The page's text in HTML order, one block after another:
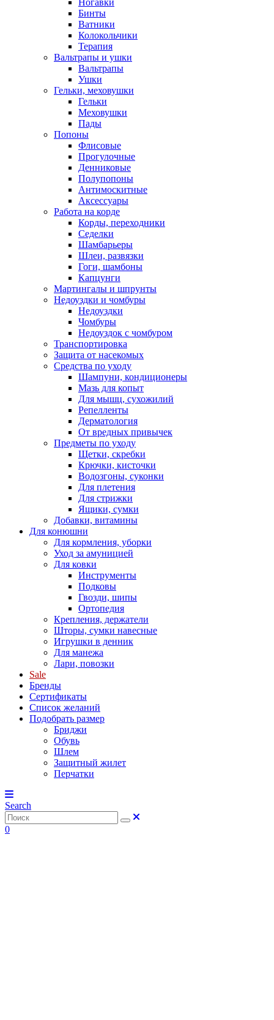
Ногавки
Бинты
Ватники
Колокольчики
Терапия
Вальтрапы и ушки
Вальтрапы
Ушки
Гельки, меховушки
Гельки
Меховушки
Пады
Попоны
Флисовые
Прогулочные
Денниковые
Полупопоны
Антимоскитные
Аксессуары
Работа на корде
Корды, переходники
Седелки
Шамбарьеры
Шлеи, развязки
Гоги, шамбоны
Капцунги
Мартингалы и шпрунты
Недоуздки и чомбуры
Недоуздки
Чомбуры
Недоуздок с чомбуром
Транспортировка
Защита от насекомых
Средства по уходу
Шампуни, кондиционеры
Мазь для копыт
Для мышц, сухожилий
Репелленты
Дерматология
От вредных привычек
Предметы по уходу
Щетки, скребки
Крючки, кисточки
Водозгоны, суконки
Для плетения
Для стрижки
Ящики, сумки
Добавки, витамины
Для конюшни
Для кормления, уборки
Уход за амуницией
Для ковки
Инструменты
Подковы
Гвозди, шипы
Ортопедия
Крепления, держатели
Шторы, сумки навесные
Игрушки в денник
Для манежа
Лари, повозки
Sale
Бренды
Сертификаты
Список желаний
Подобрать размер
Бриджи
Обувь
Шлем
Защитный жилет
Перчатки
Search
0